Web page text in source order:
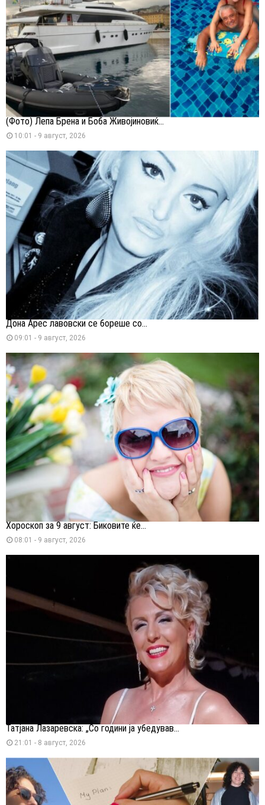
(Фото) Лепа Брена и Боба Живојиновиќ...
10:01 - 9 август, 2026
Дона Арес лавовски се бореше со...
09:01 - 9 август, 2026
Хороскоп за 9 август: Биковите ќе...
08:01 - 9 август, 2026
Татјана Лазаревска: „Со години ја убедував...
21:01 - 8 август, 2026